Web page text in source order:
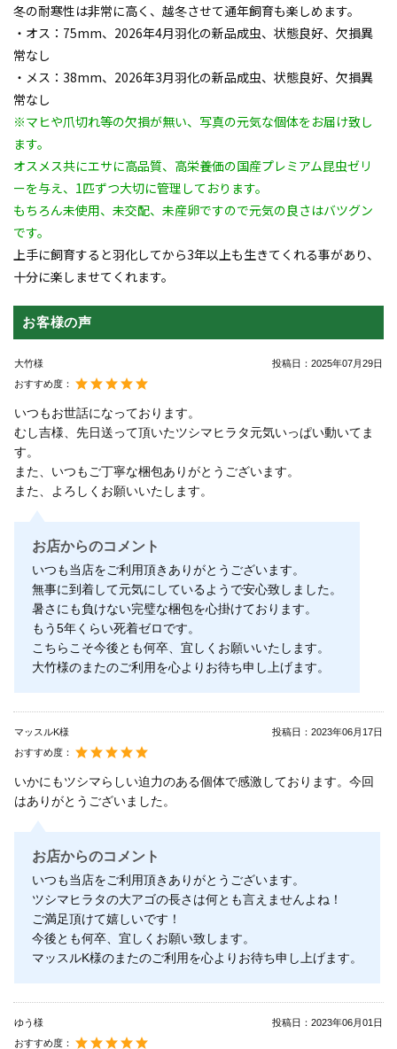
冬の耐寒性は非常に高く、越冬させて通年飼育も楽しめます。
・オス：75mm、2026年4月羽化の新品成虫、状態良好、欠損異
常なし
・メス：38mm、2026年3月羽化の新品成虫、状態良好、欠損異
常なし
※マヒや爪切れ等の欠損が無い、写真の元気な個体をお届け致し
ます。
オスメス共にエサに高品質、高栄養価の国産プレミアム昆虫ゼリ
ーを与え、1匹ずつ大切に管理しております。
もちろん未使用、未交配、未産卵ですので元気の良さはバツグン
です。
上手に飼育すると羽化してから3年以上も生きてくれる事があり、
十分に楽しませてくれます。
お客様の声
大竹様 投稿日： 2025年07月29日
おすすめ度：
いつもお世話になっております。
むし吉様、先日送って頂いたツシマヒラタ元気いっぱい動いてま
す。
また、いつもご丁寧な梱包ありがとうございます。
また、よろしくお願いいたします。
お店からのコメント
いつも当店をご利用頂きありがとうございます。
無事に到着して元気にしているようで安心致しました。
暑さにも負けない完璧な梱包を心掛けております。
もう5年くらい死着ゼロです。
こちらこそ今後とも何卒、宜しくお願いいたします。
大竹様のまたのご利用を心よりお待ち申し上げます。
マッスルK様 投稿日： 2023年06月17日
おすすめ度：
いかにもツシマらしい迫力のある個体で感激しております。今回
はありがとうございました。
お店からのコメント
いつも当店をご利用頂きありがとうございます。
ツシマヒラタの大アゴの長さは何とも言えませんよね！
ご満足頂けて嬉しいです！
今後とも何卒、宜しくお願い致します。
マッスルK様のまたのご利用を心よりお待ち申し上げます。
ゆう様 投稿日： 2023年06月01日
おすすめ度：